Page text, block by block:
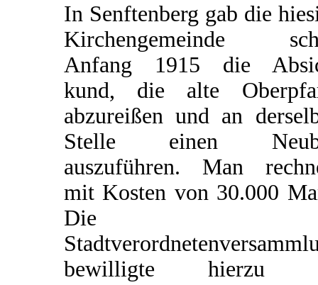
In Senftenberg gab die
Kirchengemeinde
Anfang 1915 die
kund, die alte
abzureißen und an
Stelle einen
auszuführen. Man
mit Kosten von 30.000
Die
bewilligte hierzu